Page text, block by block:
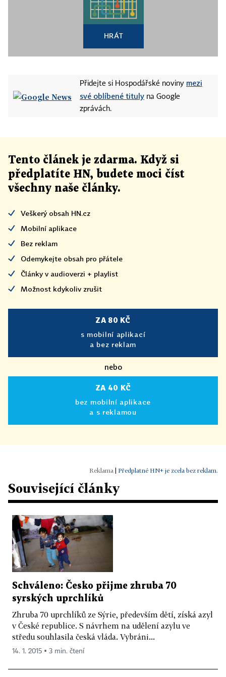
HRÁT
Přidejte si Hospodářské noviny mezi
své oblíbené tituly na Google
zprávách.
Tento článek je zdarma. Když si
předplatíte HN, budete moci číst
všechny naše články.
Veškerý obsah HN.cz
Mobilní aplikace
Bez reklam
Odemykejte obsah pro přátele
Články v audioverzi + playlist
Možnost kdykoliv zrušit
ZA 80 KČ
s mobilní aplikací
a bez reklam
nebo
ZA 40 KČ
bez mobilní aplikace
a s reklamou
Předplatné HN+ je zcela bez reklam.
Související články
Schváleno: Česko přijme zhruba 70
syrských uprchlíků
Zhruba 70 uprchlíků ze Sýrie, především dětí, získá azyl
v České republice. S návrhem na udělení azylu ve
středu souhlasila česká vláda. Vybráni...
14. 1. 2015 ▪ 3 min. čtení